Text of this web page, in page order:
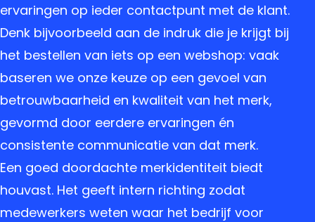
ervaringen op ieder contactpunt met de klant.
Denk bijvoorbeeld aan de indruk die je krijgt bij
het bestellen van iets op een webshop: vaak
baseren we onze keuze op een gevoel van
betrouwbaarheid en kwaliteit van het merk,
gevormd door eerdere ervaringen én
consistente communicatie van dat merk.
Een goed doordachte merkidentiteit biedt
houvast. Het geeft intern richting zodat
medewerkers weten waar het bedrijf voor